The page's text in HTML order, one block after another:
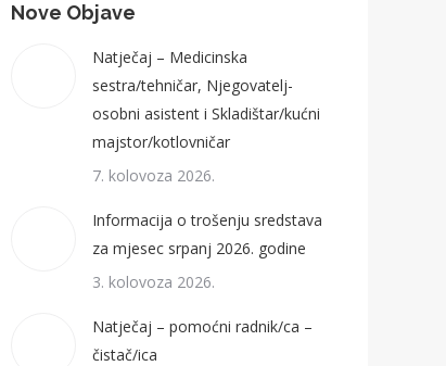
Nove Objave
Natječaj – Medicinska
sestra/tehničar, Njegovatelj-
osobni asistent i Skladištar/kućni
majstor/kotlovničar
7. kolovoza 2026.
Informacija o trošenju sredstava
za mjesec srpanj 2026. godine
3. kolovoza 2026.
Natječaj – pomoćni radnik/ca –
čistač/ica